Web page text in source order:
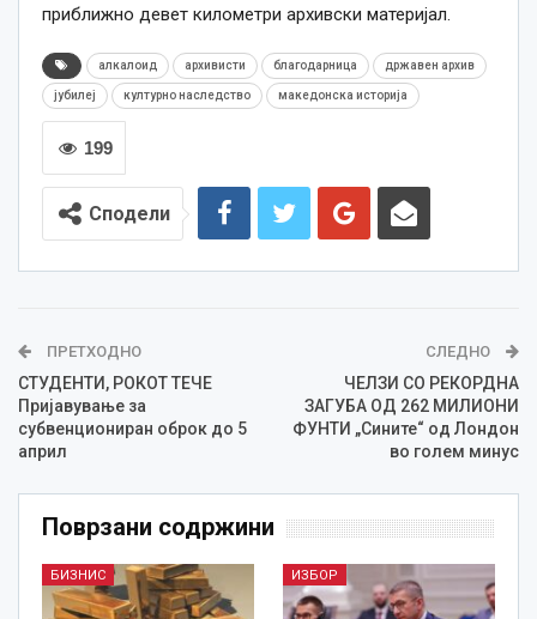
приближно девет километри архивски материјал.
алкалоид архивисти благодарница државен архив
јубилеј културно наследство македонска историја
199
Сподели
ПРЕТХОДНО
СТУДЕНТИ, РОКОТ ТЕЧЕ
Пријавување за
субвенциониран оброк до 5
април
СЛЕДНО
ЧЕЛЗИ СО РЕКОРДНА
ЗАГУБА ОД 262 МИЛИОНИ
ФУНТИ „Сините“ од Лондон
во голем минус
Поврзани содржини
БИЗНИС ИЗБОР